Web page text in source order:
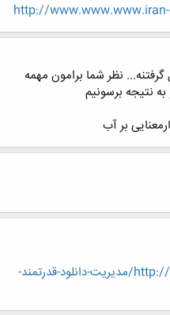
http://
نظر شما برامون مهمه
نتیجه برسونیم
بر آب
http://www.downloadha.com/1389/12/مديريت-دانلود-قدرتمند-